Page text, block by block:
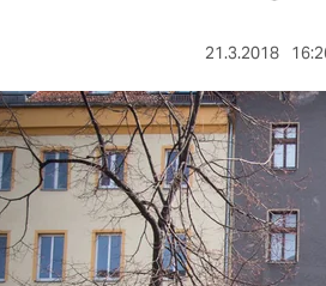
nord
wahrheit
verlag
21.3.2018